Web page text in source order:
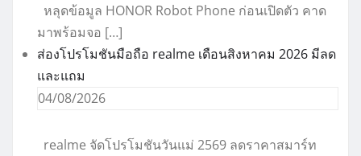
หลุดข้อมูล HONOR Robot Phone ก่อนเปิดตัว คาด
มาพร้อมจอ […]
ส่องโปรโมชันมือถือ realme เดือนสิงหาคม 2026 มีลด
และแถม
04/08/2026
realme จัดโปรโมชันวันแม่ 2569 ลดราคาสมาร์ท